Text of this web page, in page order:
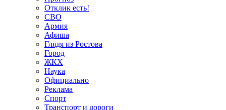
Отклик есть!
СВО
Армия
Афиша
Глядя из Ростова
Город
ЖКХ
Наука
Официально
Реклама
Спорт
Транспорт и дороги